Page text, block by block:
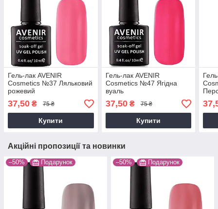
Гель-лак AVENIR
Cosmetics №37 Ляльковий
рожевий
37,50 ₴ 75 ₴
Купити
Гель-лак AVENIR
Cosmetics №47 Ягідна
вуаль
37,50₴ 75 ₴
Купити
Акційні пропозиції та новинки
–50% Подарунок –50% Подарунок